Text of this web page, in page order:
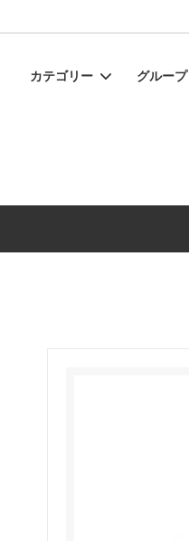
カテゴリー グループ